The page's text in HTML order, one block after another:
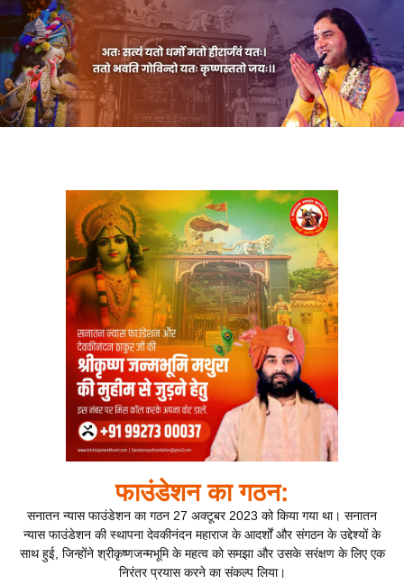
फाउंडेशन का गठन:
सनातन न्यास फाउंडेशन का गठन 27 अक्टूबर 2023 को किया गया था। सनातन
न्यास फाउंडेशन की स्थापना देवकीनंदन महाराज के आदर्शों और संगठन के उद्देश्यों के
साथ हुई, जिन्होंने श्रीकृष्णजन्मभूमि के महत्व को समझा और उसके सरंक्षण के लिए एक
निरंतर प्रयास करने का संकल्प लिया।